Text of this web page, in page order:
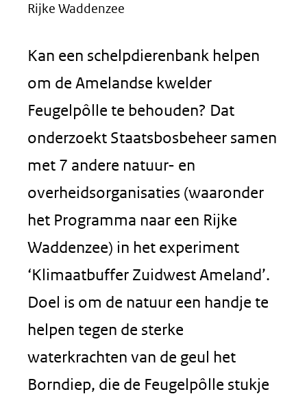
Rijke Waddenzee
Kan een schelpdierenbank helpen
om de Amelandse kwelder
Feugelpôlle te behouden? Dat
onderzoekt Staatsbosbeheer samen
met 7 andere natuur- en
overheidsorganisaties (waaronder
het Programma naar een Rijke
Waddenzee) in het experiment
‘Klimaatbuffer Zuidwest Ameland’.
Doel is om de natuur een handje te
helpen tegen de sterke
waterkrachten van de geul het
Borndiep, die de Feugelpôlle stukje